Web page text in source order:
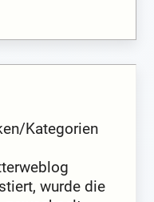
Kategorien
wurde die